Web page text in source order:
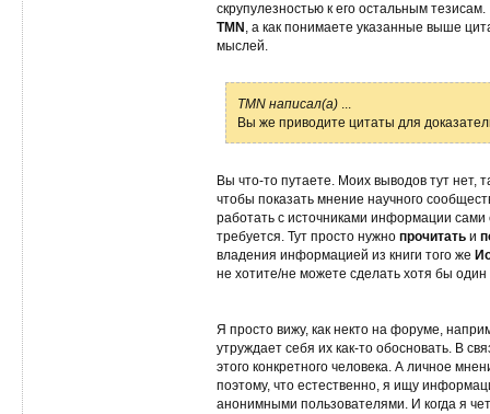
скрупулезностью к его остальным тезисам.
TMN , а как понимаете указанные выше
мыслей.
TMN написал(а)
Вы же приводите цитаты для
Вы что-то путаете. Моих выводов тут нет,
чтобы показать мнение научного
работать с источниками информации
требуется. Тут просто нужно прочитать и
владения информацией из книги того же
не хотите/не можете сделать хотя бы один
Я просто вижу, как некто на форуме,
утруждает себя их как-то обосновать. В
этого конкретного человека. А личное
поэтому, что естественно, я ищу
анонимными пользователями. И когда я